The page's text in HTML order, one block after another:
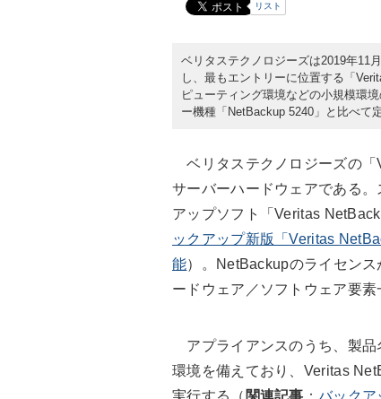
リスト
ベリタステクノロジーズは2019年11
し、最もエントリーに位置する「
ピューティング環境などの小規模環
ー機種「NetBackup 5240」と比べて
ベリタステクノロジーズの「
サーバーハードウェアである
アップソフト「Veritas
ックアップ新版「Veritas
能）。NetBackupのライセン
ードウェア／ソフトウェア要素
アプライアンスのうち、製品
環境を備えており、Veritas